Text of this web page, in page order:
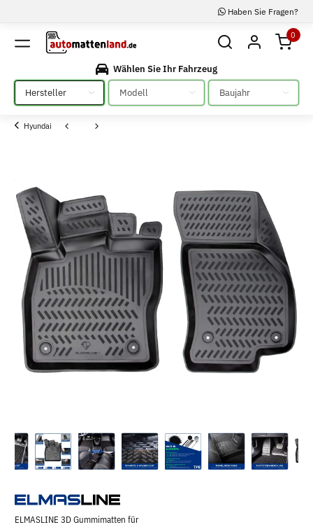
Haben Sie Fragen?
0
Wählen Sie Ihr Fahrzeug
Bitte auswählen
Bitte auswählen Bitte auswählen
Hyundai
ELMASLINE 3D Gummimatten für